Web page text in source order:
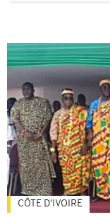
CÔTE D'IVOIRE